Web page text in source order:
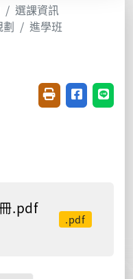
選課資訊
進學班
友善列印(開新視
分享至臉書
分享
.pdf
.pdf